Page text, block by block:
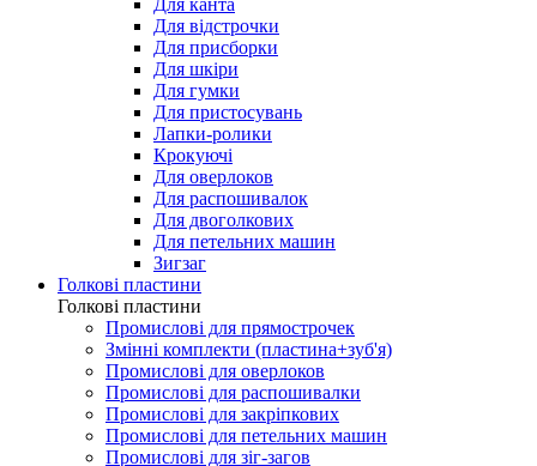
Для канта
Для відстрочки
Для присборки
Для шкіри
Для гумки
Для пристосувань
Лапки-ролики
Крокуючі
Для оверлоков
Для распошивалок
Для двоголкових
Для петельних машин
Зигзаг
Голкові пластини
Голкові пластини
Промислові для прямострочек
Змінні комплекти (пластина+зуб'я)
Промислові для оверлоков
Промислові для распошивалки
Промислові для закріпкових
Промислові для петельних машин
Промислові для зіг-загов